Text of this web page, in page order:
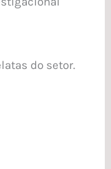
do setor.